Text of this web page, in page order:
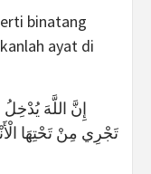
binatang
ayat di
إِنَّ اللَّهَ
تَجْرِي مِنْ تَحْتِهَا